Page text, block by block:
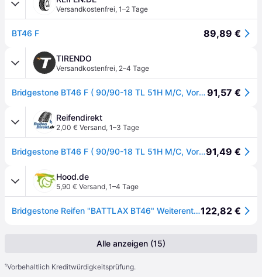
Versandkostenfrei, 1–2 Tage
BT46 F 89,89 €
TIRENDO
Versandkostenfrei, 2–4 Tage
Bridgestone BT46 F ( 90/90-18 TL 51H M/C, Vorderrad )91,57 €
Reifendirekt
2,00 € Versand, 1–3 Tage
Bridgestone BT46 F ( 90/90-18 TL 51H M/C, Vorderrad )91,49 €
Hood.de
5,90 € Versand, 1–4 Tage
Bridgestone Reifen "BATTLAX BT46" Weiterentwicklun 90/90-18 51H T122,82 €
Alle anzeigen (15)
¹Vorbehaltlich Kreditwürdigkeitsprüfung.